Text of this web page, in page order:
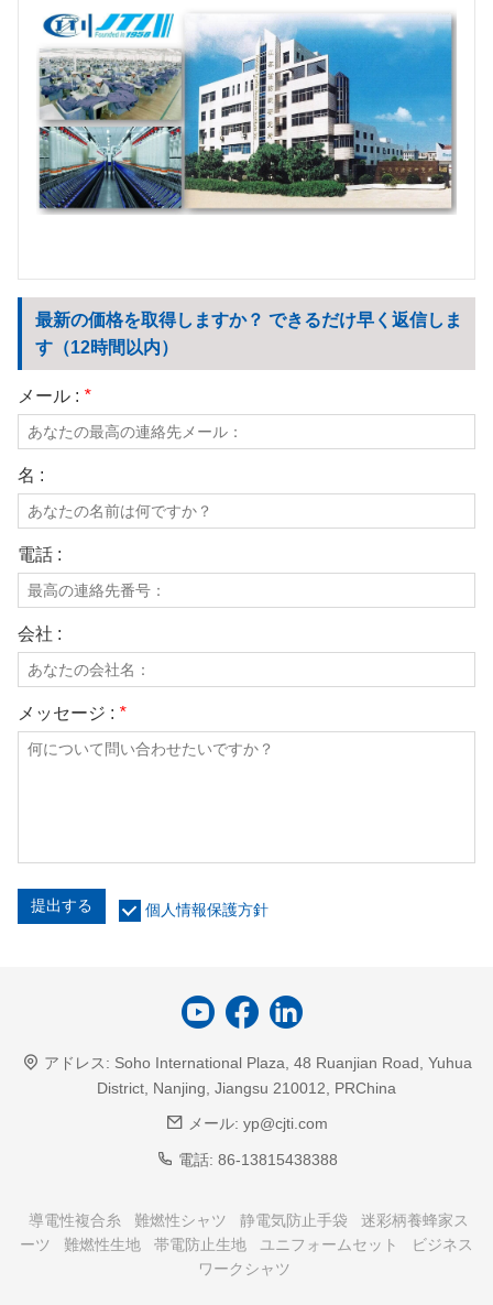
最新の価格を取得しますか？ できるだけ早く返信しま
す（12時間以内）
メール : *
名 :
電話 :
会社 :
メッセージ : *
提出する 個人情報保護方針
アドレス: Soho International Plaza, 48 Ruanjian Road, Yuhua
District, Nanjing, Jiangsu 210012, PRChina
メール: yp@cjti.com
電話: 86-13815438388
導電性複合糸 難燃性シャツ 静電気防止手袋
迷彩柄養蜂家ス
ーツ
難燃性生地 帯電防止生地 ユニフォームセット
ビジネス
ワークシャツ